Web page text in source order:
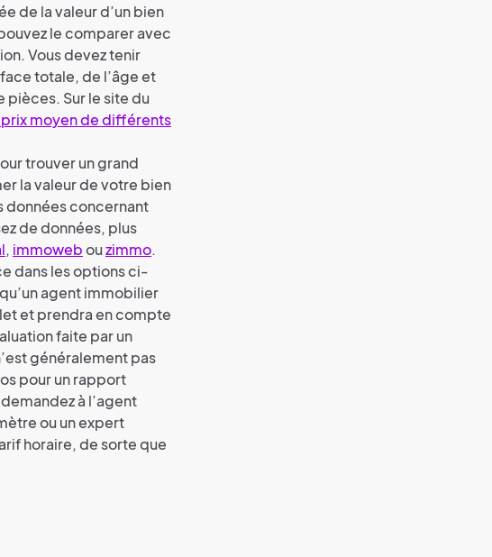
de la valeur d’un bien
le comparer avec
Vous devez tenir
totale, de l’âge et
Sur le site du
moyen de différents
trouver un grand
la valeur de votre bien
données concernant
de données, plus
, immowebouzimmo.
dans les options ci-
agent immobilier
et prendra en compte
faite par un
généralement pas
pour un rapport
à l’agent
ou un expert
horaire, de sorte que